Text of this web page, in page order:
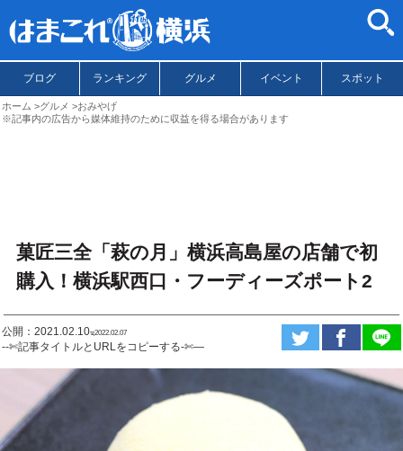
ブログ ランキング グルメ イベント スポット
ホーム グルメ
おみやげ
※記事内の広告から媒体維持のために収益を得る場合があります
菓匠三全「萩の月」横浜高島屋の店舗で初
購入！横浜駅西口・フーディーズポート2
公開：2021.02.10ಇ2022.02.07
--✄記事タイトルとURLをコピーする-✄—